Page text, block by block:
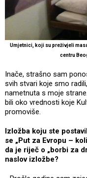
Umjetnici, koji su preživjeli
centru
Inače, strašno sam
svih stvari koje smo
nametnuta s moje
bili oko vrednosti koje
promoviše.
Izložba koju ste
se „Put za Evropu –
da je riječ o „borbi za
naslov izložbe?